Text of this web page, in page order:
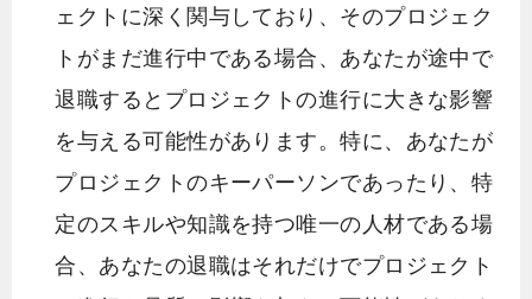
ェクトに深く関与しており、そのプロジェク
トがまだ進行中である場合、あなたが途中で
退職するとプロジェクトの進行に大きな影響
を与える可能性があります。特に、あなたが
プロジェクトのキーパーソンであったり、特
定のスキルや知識を持つ唯一の人材である場
合、あなたの退職はそれだけでプロジェクト